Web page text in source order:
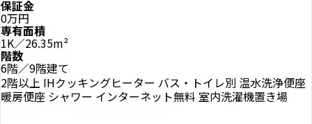
保証金
0万円
専有面積
1K／26.35m²
階数
6階／9階建て
2階以上 IHクッキングヒーター バス・トイレ別 温水洗浄便座
暖房便座 シャワー インターネット無料 室内洗濯機置き場